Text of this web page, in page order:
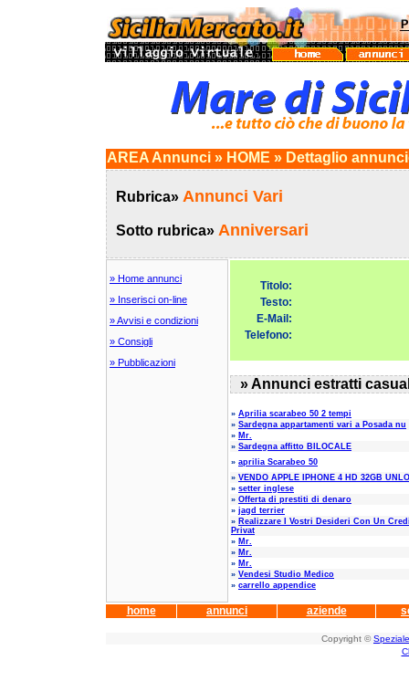
AREA Annunci » HOME » Dettaglio
Rubrica» Annunci Vari
Sotto rubrica» Anniversari
» Home annunci
» Inserisci on-line
» Avvisi e condizioni
» Consigli
» Pubblicazioni
Titolo:
Testo:
E-Mail:
Telefono:
» Annunci estratti
» Aprilia scarabeo 50 2 tempi
» Sardegna appartamenti vari a Posada nu
» Mr.
» Sardegna affitto BILOCALE
» aprilia Scarabeo 50
» VENDO APPLE IPHONE 4 HD 32GB
» setter inglese
» Offerta di prestiti di denaro
» jagd terrier
» Realizzare I Vostri Desideri Con Un
Privat
» Mr.
» Mr.
» Mr.
» Vendesi Studio Medico
» carrello appendice
home annunci aziende
Copyright ©